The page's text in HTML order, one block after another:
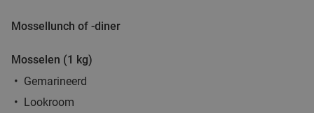
Buffet petit-déjeuner + verre de cava à
Waterloo
Vandaag Morgen
Mossellunch of -diner
Mosselen (1 kg)
Gemarineerd
Lookroom